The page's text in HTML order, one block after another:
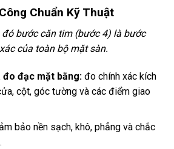
Chuẩn Kỹ Thuật
bước căn tim (bước 4) là bước
của toàn bộ mặt sàn.
đo đạc mặt bằng:đo chính xác kích
cột, góc tường và các điểm giao
bảo nền sạch, khô, phẳng và chắc